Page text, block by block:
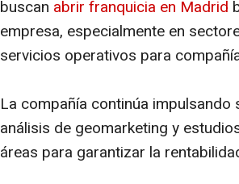
buscan abrir franquicia en Madrid
empresa, especialmente en
servicios operativos para
La compañía continúa
análisis de geomarketing y
áreas para garantizar la